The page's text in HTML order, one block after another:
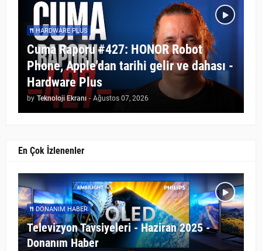
HARDWARE PLUS
Cuma Raporu #427: HONOR Robot
Phone, Apple'dan tarihi gelir ve dahası -
Hardware Plus
by Teknoloji Ekranı - Ağustos 07, 2026
En Çok İzlenenler
DONANIM HABER
Televizyon Tavsiyeleri - Haziran 2025 -
Donanım Haber